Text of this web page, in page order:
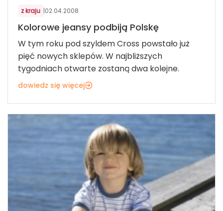
z kraju |02.04.2008
Kolorowe jeansy podbiją Polskę
W tym roku pod szyldem Cross powstało już
pięć nowych sklepów. W najbliższych
tygodniach otwarte zostaną dwa kolejne.
dowiedz się więcej